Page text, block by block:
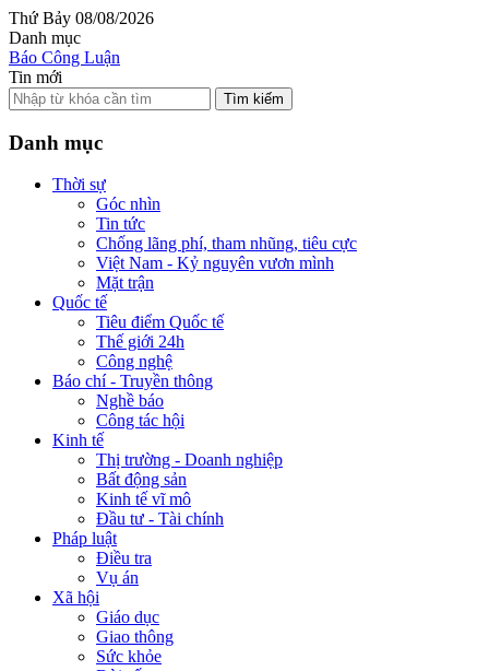
Thứ Bảy 08/08/2026
Danh mục
Báo Công Luận
Tin mới
Tìm kiếm
Danh mục
Thời sự
Góc nhìn
Tin tức
Chống lãng phí, tham nhũng, tiêu cực
Việt Nam - Kỷ nguyên vươn mình
Mặt trận
Quốc tế
Tiêu điểm Quốc tế
Thế giới 24h
Công nghệ
Báo chí - Truyền thông
Nghề báo
Công tác hội
Kinh tế
Thị trường - Doanh nghiệp
Bất động sản
Kinh tế vĩ mô
Đầu tư - Tài chính
Pháp luật
Điều tra
Vụ án
Xã hội
Giáo dục
Giao thông
Sức khỏe